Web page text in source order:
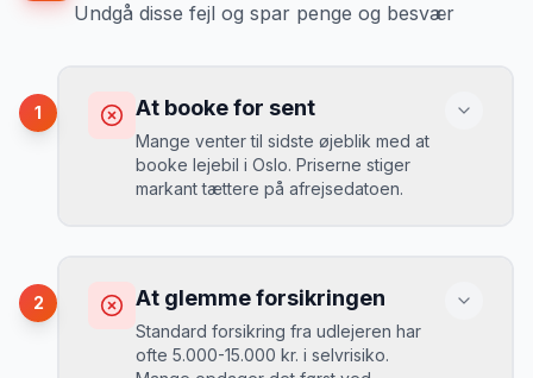
Undgå disse fejl og spar penge og besvær
1 At booke for sent
Mange venter til sidste øjeblik med at
booke lejebil i Oslo. Priserne stiger
markant tættere på afrejsedatoen.
Du betaler 30-50% mere, og de bedste
biler er udsolgt.
2 At glemme forsikringen
Standard forsikring fra udlejeren har
ofte 5.000-15.000 kr. i selvrisiko.